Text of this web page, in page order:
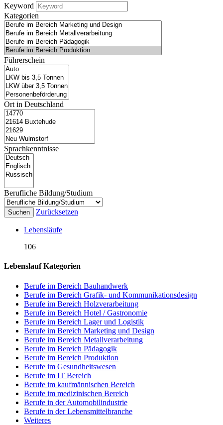
Keyword
Kategorien
Führerschein
Ort in Deutschland
Sprachkenntnisse
Berufliche Bildung/Studium
Suchen Zurücksetzen
Lebensläufe
106
Lebenslauf Kategorien
Berufe im Bereich Bauhandwerk
Berufe im Bereich Grafik- und Kommunikationsdesign
Berufe im Bereich Holzverarbeitung
Berufe im Bereich Hotel / Gastronomie
Berufe im Bereich Lager und Logistik
Berufe im Bereich Marketing und Design
Berufe im Bereich Metallverarbeitung
Berufe im Bereich Pädagogik
Berufe im Bereich Produktion
Berufe im Gesundheitswesen
Berufe im IT Bereich
Berufe im kaufmännischen Bereich
Berufe im medizinischen Bereich
Berufe in der Automobilindustrie
Berufe in der Lebensmittelbranche
Weiteres